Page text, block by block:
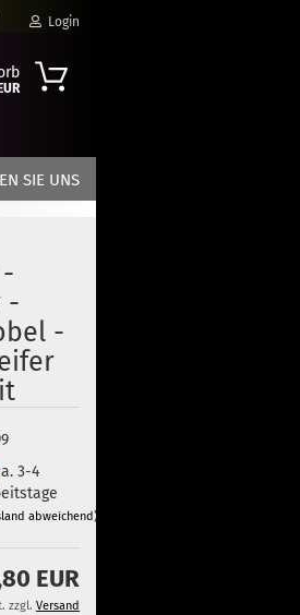
Login
SIE UNS
-
-
3-4
abweichend)
EUR
zzgl. Versand